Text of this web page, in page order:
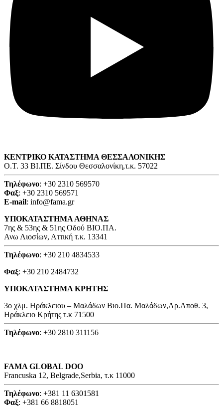
ΚΕΝΤΡΙΚΟ ΚΑΤΑΣΤΗΜΑ ΘΕΣΣΑΛΟΝΙΚΗΣ
O.T. 33 ΒΙ.ΠΕ. Σίνδου Θεσσαλονίκη,τ.κ. 57022
Τηλέφωνο: +30 2310 569570
Φαξ: +30 2310 569571
E-mail: info@fama.gr
ΥΠΟΚΑΤΑΣΤΗΜΑ ΑΘΗΝΑΣ
7ης & 53ης & 51ης Οδού ΒΙΟ.ΠΑ.
Ανω Λιοσίων, Αττική τ.κ. 13341
Τηλέφωνο: +30 210 4834533
Φαξ: +30 210 2484732
ΥΠΟΚΑΤΑΣΤΗΜΑ ΚΡΗΤΗΣ
3o χλμ. Ηράκλειου – Μαλάδων Βιο.Πα. Μαλάδων,Αρ.Αποθ. 3,
Ηράκλειο Κρήτης τ.κ 71500
Τηλέφωνο: +30 2810 311156
FAMA GLOBAL DOO
Francuska 12, Belgrade,Serbia, τ.κ 11000
Τηλέφωνο: +381 11 6301581
Φαξ: +381 66 8818051